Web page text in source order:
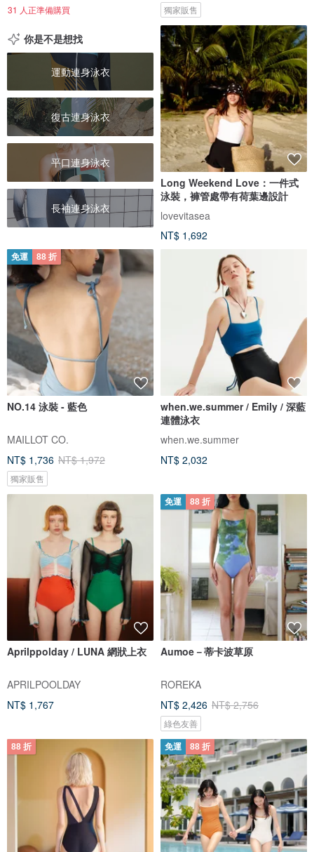
31 人正準備購買 獨家販售
你是不是想找
運動連身泳衣
復古連身泳衣
平口連身泳衣
長袖連身泳衣
Long Weekend Love：一件式
泳裝，褲管處帶有荷葉邊設計
lovevitasea
NT$ 1,692
免運 88 折
NO.14 泳裝 - 藍色
MAILLOT CO.
NT$ 1,736 NT$ 1,972
獨家販售
when.we.summer / Emily / 深藍
連體泳衣
when.we.summer
NT$ 2,032
Aprilppolday / LUNA 網狀上衣
APRILPOOLDAY
NT$ 1,767
免運 88 折
Aumoe－蒂卡波草原
ROREKA
NT$ 2,426 NT$ 2,756
綠色友善
88 折 免運 88 折